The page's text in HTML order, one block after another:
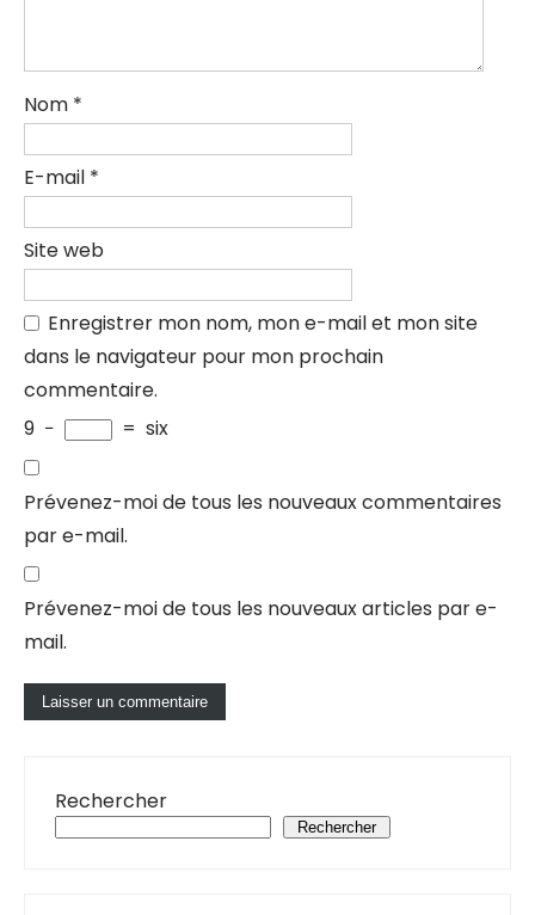
Nom *
E-mail *
Site web
Enregistrer mon nom, mon e-mail et mon site
dans le navigateur pour mon prochain
commentaire.
9 − = six
Prévenez-moi de tous les nouveaux commentaires
par e-mail.
Prévenez-moi de tous les nouveaux articles par e-
mail.
Rechercher
Rechercher